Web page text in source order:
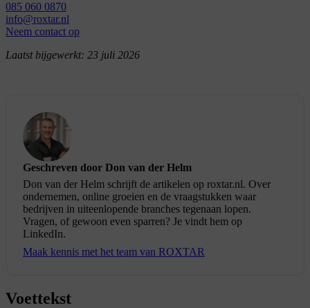
085 060 0870
info@roxtar.nl
Neem contact op
Laatst bijgewerkt: 23 juli 2026
Geschreven door Don van der Helm
Don van der Helm schrijft de artikelen op roxtar.nl. Over
ondernemen, online groeien en de vraagstukken waar
bedrijven in uiteenlopende branches tegenaan lopen.
Vragen, of gewoon even sparren? Je vindt hem op
LinkedIn.
Maak kennis met het team van ROXTAR
Voettekst